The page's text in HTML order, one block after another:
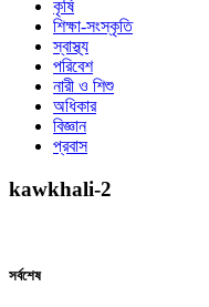
কৃষি
শিক্ষা-সংস্কৃতি
স্বাস্থ্য
পরিবেশ
নারী ও শিশু
অধিকার
বিজ্ঞান
প্রবাস
kawkhali-2
সর্বশেষ